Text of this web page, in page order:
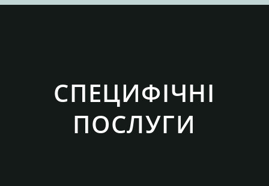
СПЕЦИФІЧНІ
ПОСЛУГИ